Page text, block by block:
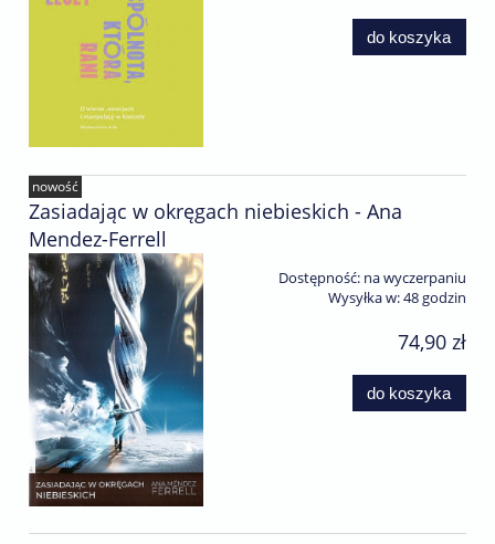
do koszyka
Zasiadając w okręgach niebieskich - Ana
Mendez-Ferrell
Dostępność: na wyczerpaniu
Wysyłka w:48 godzin
74,90 zł
do koszyka
nowość